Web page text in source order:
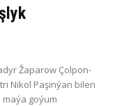
Žaparow Çolpon-
Nikol Paşinýan bilen
goýum